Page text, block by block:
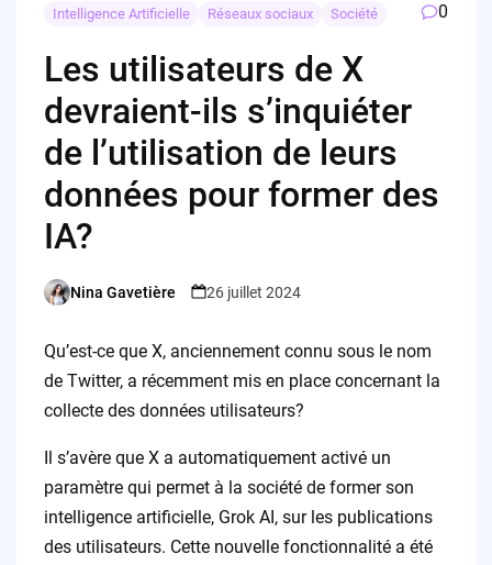
Intelligence Artificielle Réseaux sociaux Société 0
Les utilisateurs de X
devraient-ils s’inquiéter
de l’utilisation de leurs
données pour former des
IA?
Posted
Nina Gavetière 26 juillet 2024
Qu’est-ce que X, anciennement connu sous le nom
de Twitter, a récemment mis en place concernant la
collecte des données utilisateurs?
Il s’avère que X a automatiquement activé un
paramètre qui permet à la société de former son
intelligence artificielle, Grok AI, sur les publications
des utilisateurs. Cette nouvelle fonctionnalité a été